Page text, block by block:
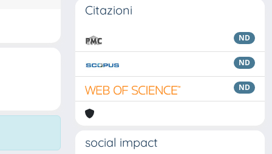
Citazioni
ND
ND
ND
social impact